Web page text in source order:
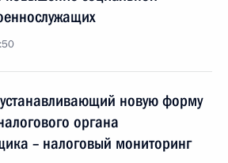
новую форму
органа
– налоговый мониторинг